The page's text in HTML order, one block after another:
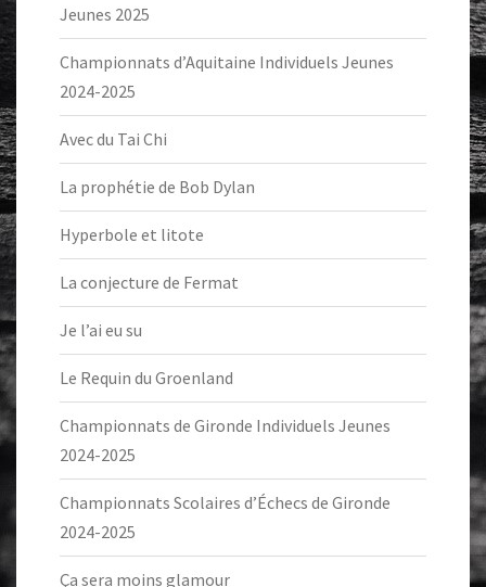
Jeunes 2025
Championnats d’Aquitaine Individuels Jeunes
2024-2025
Avec du Tai Chi
La prophétie de Bob Dylan
Hyperbole et litote
La conjecture de Fermat
Je l’ai eu su
Le Requin du Groenland
Championnats de Gironde Individuels Jeunes
2024-2025
Championnats Scolaires d’Échecs de Gironde
2024-2025
Ça sera moins glamour